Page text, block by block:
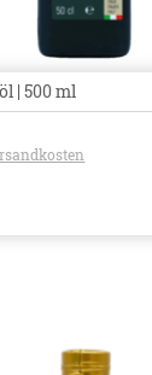
| 500 ml